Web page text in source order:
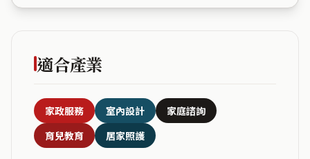
適合產業
家政服務 室內設計
家庭諮詢
育兒教育
居家照護